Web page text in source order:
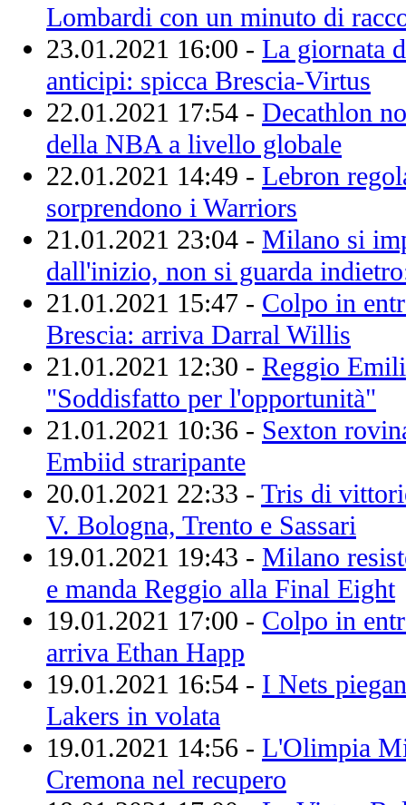
Lombardi con un minuto di
23.01.2021 16:00 - La giornata
anticipi: spicca Brescia-Virtus
22.01.2021 17:54 - Decathlon
della NBA a livello globale
22.01.2021 14:49 - Lebron
sorprendono i Warriors
21.01.2021 23:04 - Milano si
dall'inizio, non si guarda
21.01.2021 15:47 - Colpo in
Brescia: arriva Darral Willis
21.01.2021 12:30 - Reggio
"Soddisfatto per l'opportunità"
21.01.2021 10:36 - Sexton
Embiid straripante
20.01.2021 22:33 - Tris di
V. Bologna, Trento e Sassari
19.01.2021 19:43 - Milano
e manda Reggio alla Final Eight
19.01.2021 17:00 - Colpo in
arriva Ethan Happ
19.01.2021 16:54 - I Nets
Lakers in volata
19.01.2021 14:56 - L'Olimpia
Cremona nel recupero